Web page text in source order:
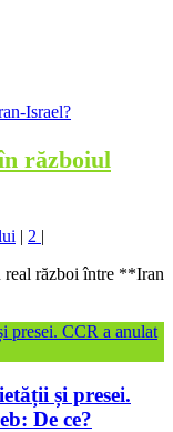
războiul
| 2 |
real război între **Iran
și presei.
De ce?